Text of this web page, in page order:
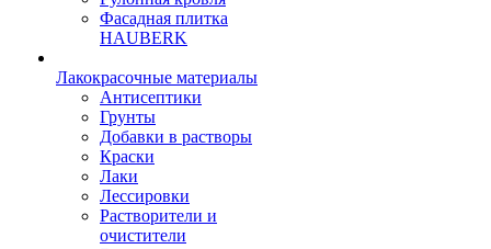
Фасадная плитка
HAUBERK
Лакокрасочные материалы
Антисептики
Грунты
Добавки в растворы
Краски
Лаки
Лессировки
Растворители и
очистители